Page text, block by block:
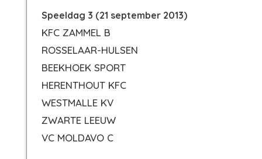
Speeldag 3 (21 september 2013)
KFC ZAMMEL B
ROSSELAAR-HULSEN
BEEKHOEK SPORT
HERENTHOUT KFC
WESTMALLE KV
ZWARTE LEEUW
VC MOLDAVO C